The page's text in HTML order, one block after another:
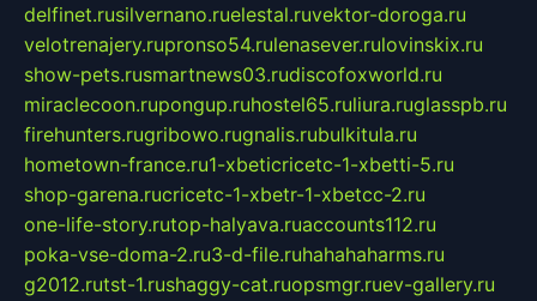
delfinet.rusilvernano.ruelestal.ruvektor-doroga.ru
velotrenajery.rupronso54.rulenasever.rulovinskix.ru
show-pets.rusmartnews03.rudiscofoxworld.ru
miraclecoon.rupongup.ruhostel65.ruliura.ruglasspb.ru
firehunters.rugribowo.rugnalis.rubulkitula.ru
hometown-france.ru1-xbeticricetc-1-xbetti-5.ru
shop-garena.rucricetc-1-xbetr-1-xbetcc-2.ru
one-life-story.rutop-halyava.ruaccounts112.ru
poka-vse-doma-2.ru3-d-file.ruhahahaharms.ru
g2012.rutst-1.rushaggy-cat.ruopsmgr.ruev-gallery.ru